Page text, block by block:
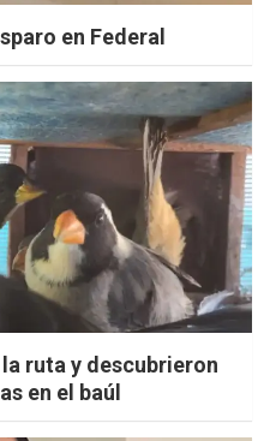
en Federal
ruta y descubrieron
en el baúl